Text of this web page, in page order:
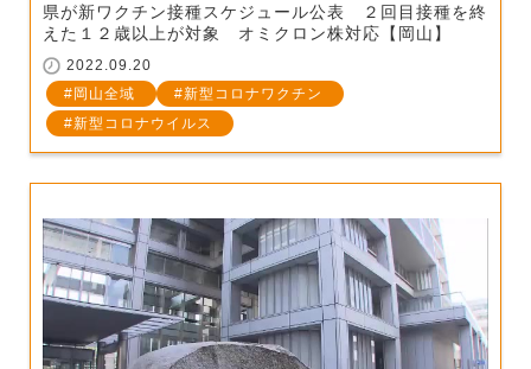
県が新ワクチン接種スケジュール公表 ２回目接種を終
えた１２歳以上が対象 オミクロン株対応【岡山】
2022.09.20
岡山全域
新型コロナワクチン
新型コロナウイルス